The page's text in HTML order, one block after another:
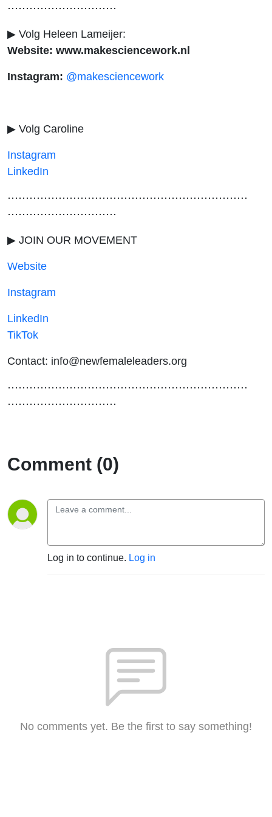
⋯⋯⋯⋯⋯⋯⋯⋯⋯⋯
▶ Volg Heleen Lameijer:
Website: www.makesciencework.nl
Instagram: @makesciencework
▶ Volg Caroline
Instagram
LinkedIn
⋯⋯⋯⋯⋯⋯⋯⋯⋯⋯⋯⋯⋯⋯⋯⋯⋯⋯⋯⋯⋯⋯
⋯⋯⋯⋯⋯⋯⋯⋯⋯⋯
▶ JOIN OUR MOVEMENT
Website
Instagram
LinkedIn
TikTok
Contact: info@newfemaleleaders.org
⋯⋯⋯⋯⋯⋯⋯⋯⋯⋯⋯⋯⋯⋯⋯⋯⋯⋯⋯⋯⋯⋯
⋯⋯⋯⋯⋯⋯⋯⋯⋯⋯
Comment (0)
Log in to continue. Log in
No comments yet. Be the first to say something!